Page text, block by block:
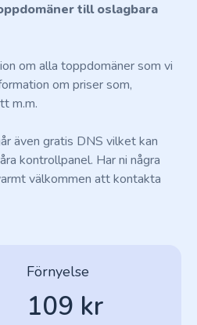
till oslagbara
om alla toppdomäner som vi
om priser som,
m.m.
även gratis DNS vilket kan
kontrollpanel. Har ni några
välkommen att kontakta
Förnyelse
109 kr